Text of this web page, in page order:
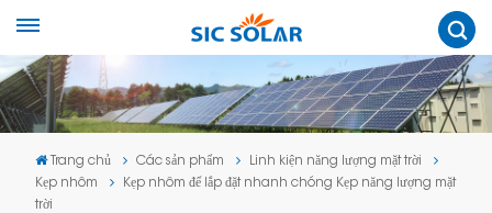
Trang chủ Các sản phẩm
Linh kiện năng lượng mặt trời
Kẹp nhôm
Kẹp nhôm để lắp đặt nhanh chóng Kẹp năng lượng mặt
trời